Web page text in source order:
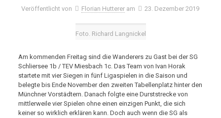
Veröffentlicht von Florian Hutterer am 23. Dezember 2019
Foto. Richard Langnickel
Am kommenden Freitag sind die Wanderers zu Gast bei der SG
Schliersee 1b / TEV Miesbach 1c. Das Team von Ivan Horak
startete mit vier Siegen in fünf Ligaspielen in die Saison und
belegte bis Ende November den zweiten Tabellenplatz hinter den
Münchner Vorstädtern. Danach folgte eine Durststrecke von
mittlerweile vier Spielen ohne einen einzigen Punkt, die sich
keiner so wirklich erklären kann. Doch auch wenn die SG als